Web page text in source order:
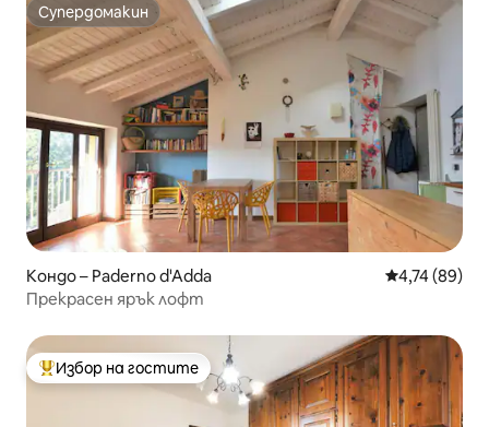
Супердомакин
Супердомакин
Кондо – Paderno d'Adda Средна
4,74 (89)
Прекрасен ярък лофт
Най-популярен избор на гостите
Избор на гостите